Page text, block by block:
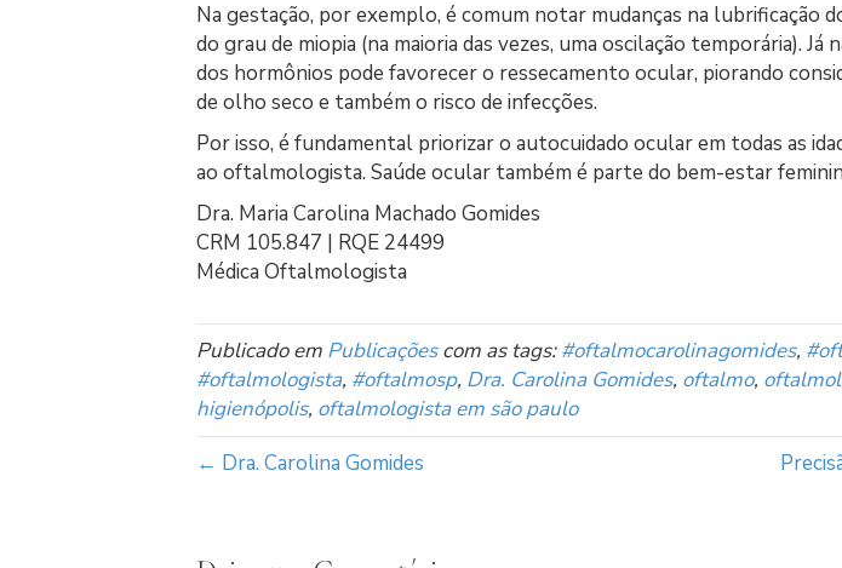
Na gestação, por exemplo, é comum notar mudanças na lubrificação
do grau de miopia (na maioria das vezes, uma oscilação temporária). Já
dos hormônios pode favorecer o ressecamento ocular, piorando
de olho seco e também o risco de infecções.
Por isso, é fundamental priorizar o autocuidado ocular em todas as
ao oftalmologista. Saúde ocular também é parte do bem-estar
Dra. Maria Carolina Machado Gomides
CRM 105.847 | RQE 24499
Médica Oftalmologista
Publicado em Publicaçõescom as tags:#oftalmocarolinagomides,
#oftalmologista, #oftalmosp, Dra. Carolina Gomides, oftalmo,
higienópolis, oftalmologista em são paulo
← Dra. Carolina Gomides